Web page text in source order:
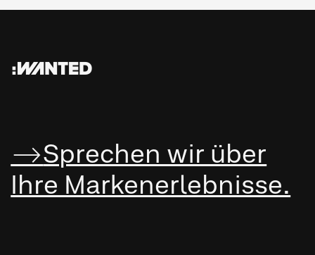
:WANTED
Sprechen wir über
Ihre Marken­erleb­nisse.